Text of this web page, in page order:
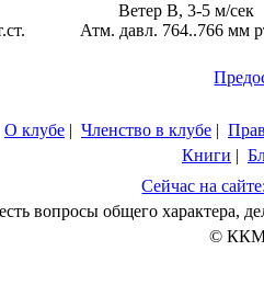
Ветер В, 3-5 м/сек
Атм. давл. 764..766 мм
О клубе | Членство в клубе |
Книги |
Сейчас на
вопросы общего характера,
© ККМ